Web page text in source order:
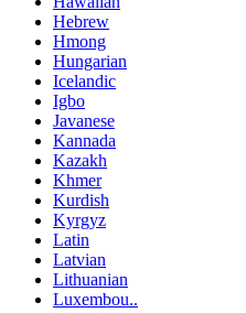
Hebrew
Hmong
Hungarian
Icelandic
Igbo
Javanese
Kannada
Kazakh
Khmer
Kurdish
Kyrgyz
Latin
Latvian
Lithuanian
Luxembou..